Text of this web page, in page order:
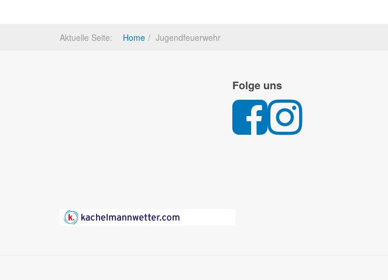
Aktuelle Seite: Home Jugendfeuerwehr
Folge uns